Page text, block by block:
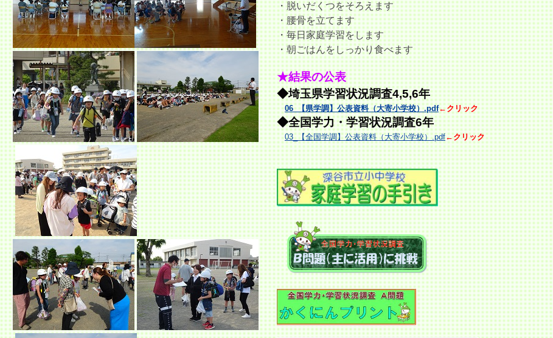
・脱いだくつをそろえます
・腰骨を立てます
・毎日家庭学習をします
・朝ごはんをしっかり食べます
★結果の公表
◆埼玉県学習状況調査4,5,6年
06_【県学調】公表資料（大寄小学校）.pdf←クリック
◆全国学力・学習状況調査6年
03_【全国学調】公表資料（大寄小学校）.pdf←クリック